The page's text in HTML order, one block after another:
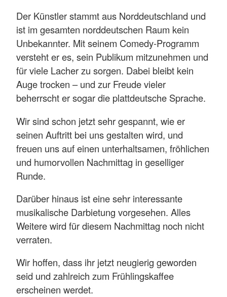
Der Künstler stammt aus Norddeutschland und
ist im gesamten norddeutschen Raum kein
Unbekannter. Mit seinem Comedy-Programm
versteht er es, sein Publikum mitzunehmen und
für viele Lacher zu sorgen. Dabei bleibt kein
Auge trocken – und zur Freude vieler
beherrscht er sogar die plattdeutsche Sprache.
Wir sind schon jetzt sehr gespannt, wie er
seinen Auftritt bei uns gestalten wird, und
freuen uns auf einen unterhaltsamen, fröhlichen
und humorvollen Nachmittag in geselliger
Runde.
Darüber hinaus ist eine sehr interessante
musikalische Darbietung vorgesehen. Alles
Weitere wird für diesem Nachmittag noch nicht
verraten.
Wir hoffen, dass ihr jetzt neugierig geworden
seid und zahlreich zum Frühlingskaffee
erscheinen werdet.